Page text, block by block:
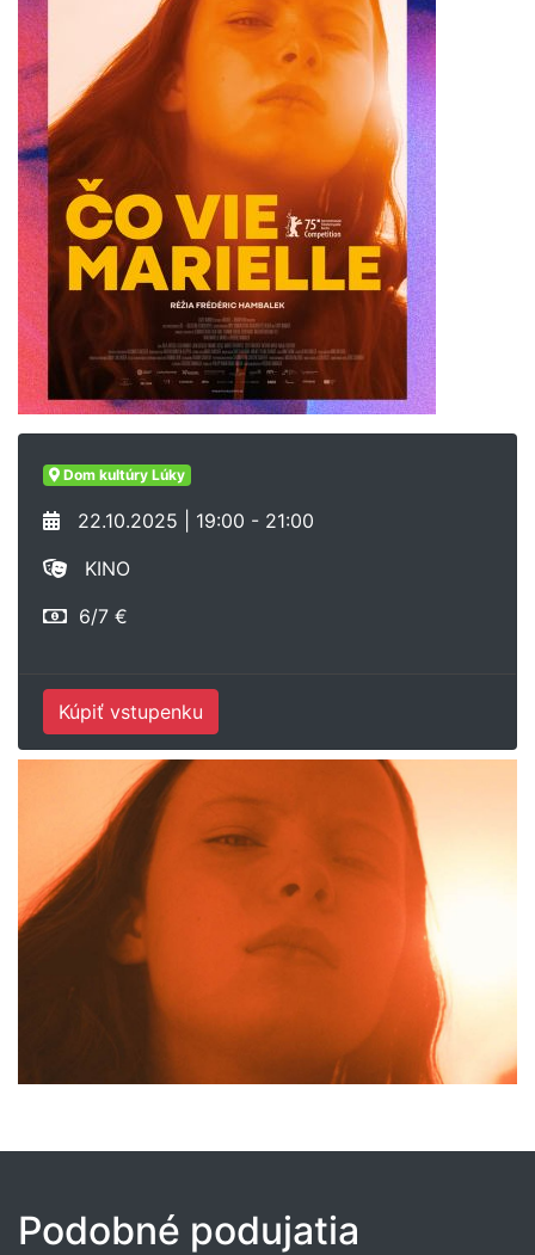
Dom kultúry Lúky
22.10.2025 | 19:00 - 21:00
KINO
6/7 €
Kúpiť vstupenku
Podobné podujatia